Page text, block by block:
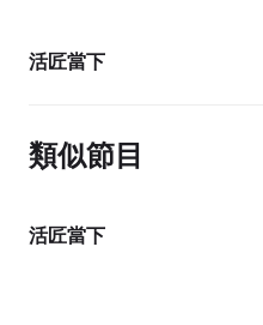
活匠當下
類似節目
活匠當下